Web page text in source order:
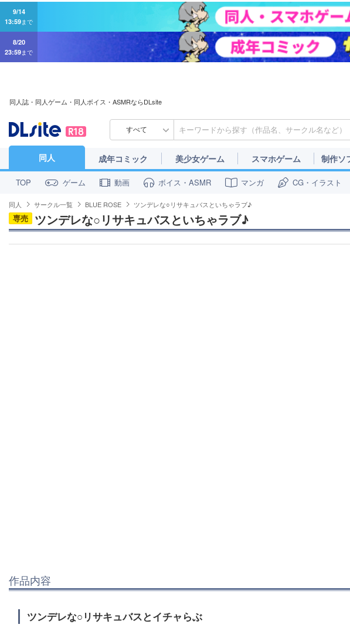
9/14
13:59まで
8/20
23:59まで
同人誌・同人ゲーム・同人ボイス・ASMRならDLsite
すべて
同人 成年コミック 美少女ゲーム スマホゲーム 制作ソ
TOP ゲーム 動画 ボイス・ASMR マンガ CG・イラスト
同人 サークル一覧 BLUE ROSE ツンデレな○リサキュバスといちゃラブ♪
専売 ツンデレな○リサキュバスといちゃラブ♪
作品内容
ツンデレな○リサキュバスとイチャらぶ